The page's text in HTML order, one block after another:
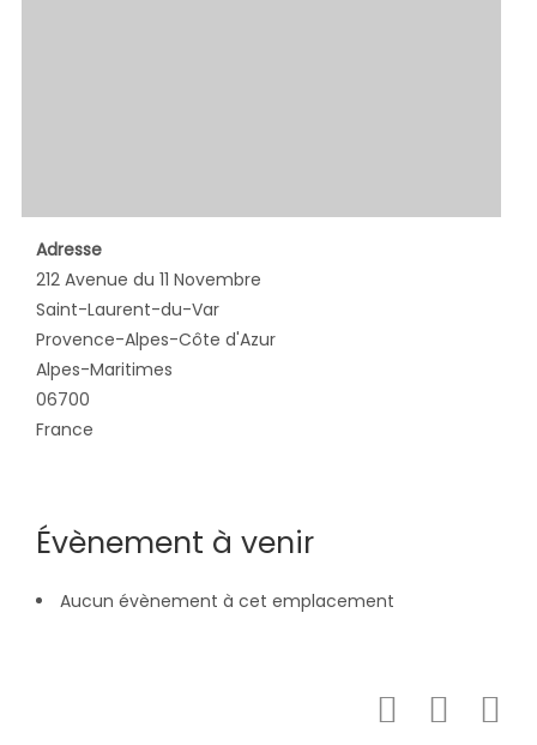
Adresse
212 Avenue du 11 Novembre
Saint-Laurent-du-Var
Provence-Alpes-Côte d'Azur
Alpes-Maritimes
06700
France
Évènement à venir
Aucun évènement à cet emplacement